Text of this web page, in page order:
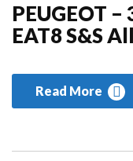
PEUGEOT
EAT8 S&S
Read More